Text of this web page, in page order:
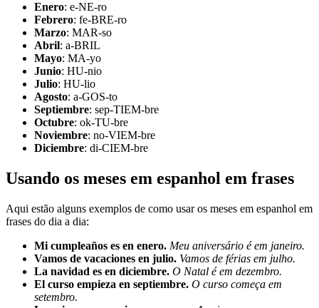
Enero: e-NE-ro
Febrero: fe-BRE-ro
Marzo: MAR-so
Abril: a-BRIL
Mayo: MA-yo
Junio: HU-nio
Julio: HU-lio
Agosto: a-GOS-to
Septiembre: sep-TIEM-bre
Octubre: ok-TU-bre
Noviembre: no-VIEM-bre
Diciembre: di-CIEM-bre
Usando os meses em espanhol em frases
Aqui estão alguns exemplos de como usar os meses em espanhol em
frases do dia a dia:
Mi cumpleaños es en enero. Meu aniversário é em janeiro.
Vamos de vacaciones en julio. Vamos de férias em julho.
La navidad es en diciembre. O Natal é em dezembro.
El curso empieza en septiembre. O curso começa em
setembro.